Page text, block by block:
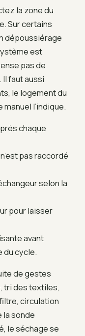
la zone du
Sur certains
dépoussiérage
est
pas de
faut aussi
le logement du
l’indique.
chaque
pas raccordé
selon la
pour laisser
avant
du cycle.
de gestes
tri des textiles,
circulation
la sonde
le séchage se